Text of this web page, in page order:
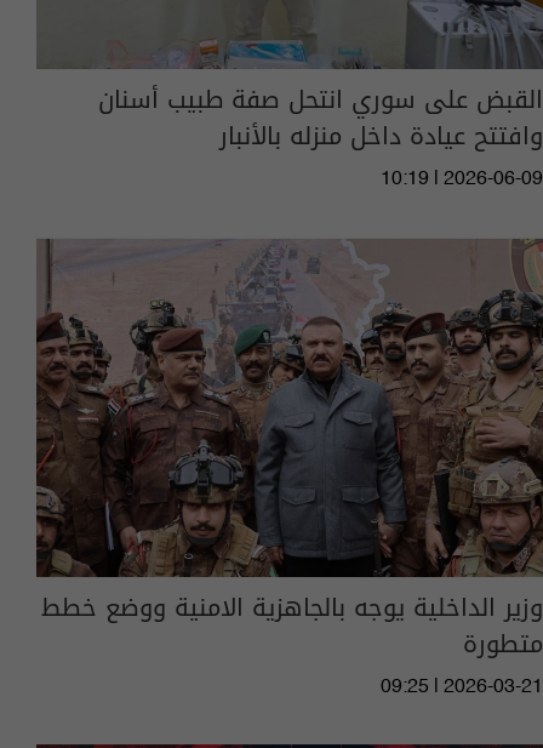
القبض على سوري انتحل صفة طبيب أسنان
وافتتح عيادة داخل منزله بالأنبار
10:19 | 2026-06-09
وزير الداخلية يوجه بالجاهزية الامنية ووضع خطط
متطورة
09:25 | 2026-03-21